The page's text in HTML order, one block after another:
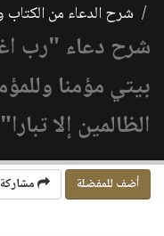
شرح الدعاء من الكتاب
شرح دعاء "رب
بيتي مؤمنا
الظالمين إلا تبارا"
أضف للمفضلة